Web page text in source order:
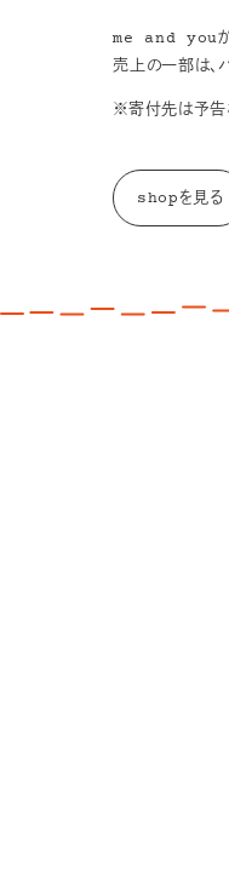
me and youが発
売上の一部は、
※寄付先は予告
shopを見る